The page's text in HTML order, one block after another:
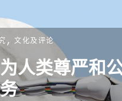
,文化及评论
人类尊严和